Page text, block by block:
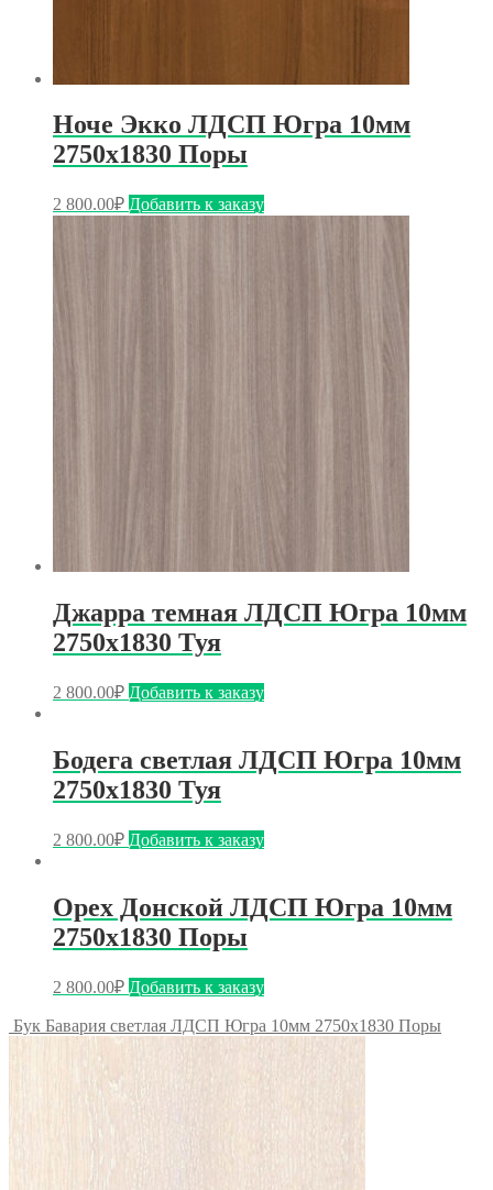
Ноче Экко ЛДСП Югра 10мм
2750х1830 Поры
2 800.00₽ Добавить к заказу
Джарра темная ЛДСП Югра 10мм
2750х1830 Туя
2 800.00₽ Добавить к заказу
Бодега светлая ЛДСП Югра 10мм
2750х1830 Туя
2 800.00₽ Добавить к заказу
Орех Донской ЛДСП Югра 10мм
2750х1830 Поры
2 800.00₽ Добавить к заказу
Бук Бавария светлая ЛДСП Югра 10мм 2750х1830 Поры